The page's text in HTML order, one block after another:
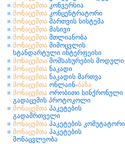
მონაცემთა კონვერსია
მონაცემთა კონცენტრატორი
მონაცემთა მართვის სისტემა
მონაცემთა მასივი
მონაცემთა მთლიანობა
მონაცემთა მიმოცვლის
სტანდარტული ინტერფეისი
მონაცემთა მომსახურების მოდული
მონაცემთა ნაკადი
მონაცემთა ნაკადის მართვა
მონაცემთა ონლაინ-ბაზა
მონაცემთა ორობითი სინქრონული
გადაცემის პროტოკოლი
მონაცემთა პაკეტების
გადამრთველი
მონაცემთა პაკეტების კომუტატორი
მონაცემთა პაკეტების
მონაცვლეობა